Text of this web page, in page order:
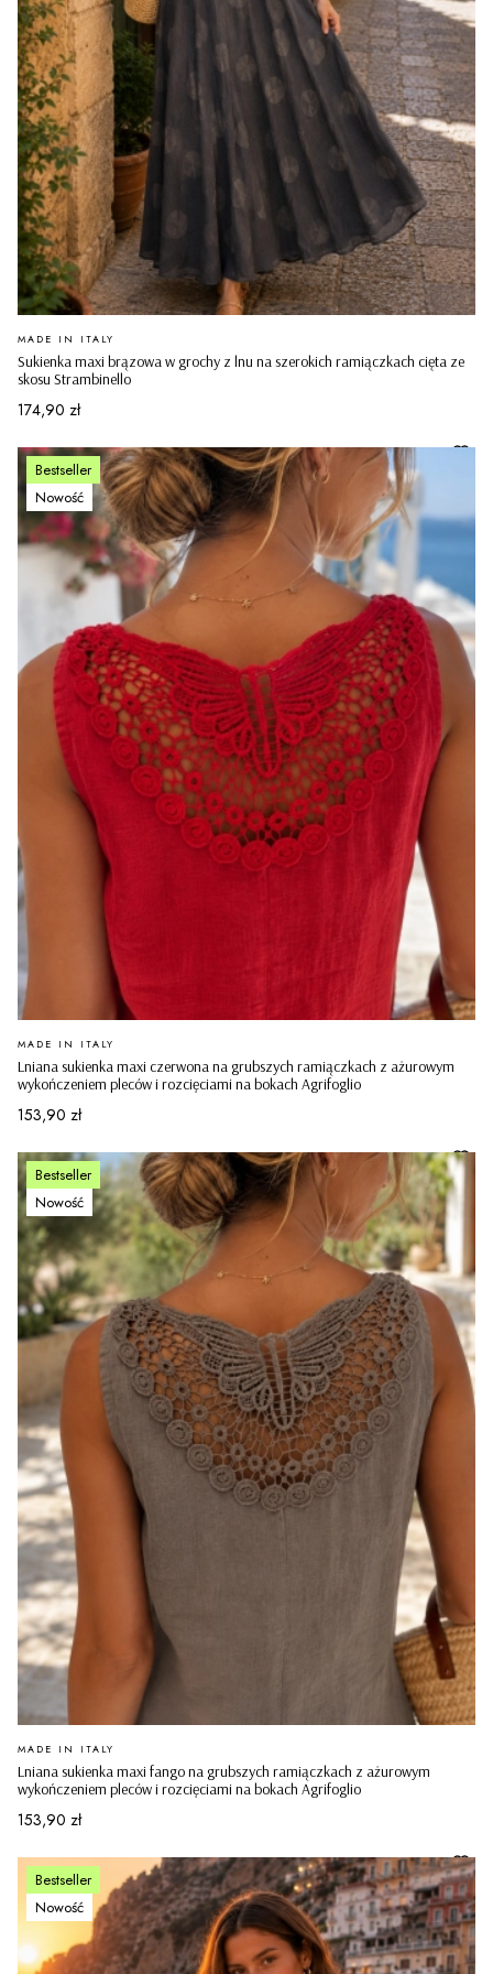
Sukienka maxi brązowa w grochy z lnu na szerokich ramiączkach cięta ze
skosu Strambinello
PRODUCENT
MADE IN ITALY
Cena
174,90 zł
Bestseller
Nowość
Lniana sukienka maxi czerwona na grubszych ramiączkach z ażurowym
wykończeniem pleców i rozcięciami na bokach Agrifoglio
PRODUCENT
MADE IN ITALY
Cena
153,90 zł
Bestseller
Nowość
Lniana sukienka maxi fango na grubszych ramiączkach z ażurowym
wykończeniem pleców i rozcięciami na bokach Agrifoglio
PRODUCENT
MADE IN ITALY
Cena
153,90 zł
Bestseller
Nowość